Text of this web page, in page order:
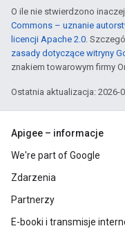
O ile nie stwierdzono
Commons – uznanie
licencji Apache 2.0 .
zasady dotyczące witryny
znakiem towarowym firmy
Ostatnia aktualizacja: 2026-
Apigee – informacje
We're part of Google
Zdarzenia
Partnerzy
E-booki i transmisje